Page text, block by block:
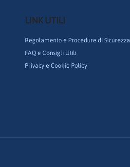
LINK UTILI
Regolamento e Procedure di Sicurezza
FAQ e Consigli Utili
Privacy e Cookie Policy